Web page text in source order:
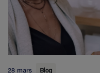
28 mars Blog